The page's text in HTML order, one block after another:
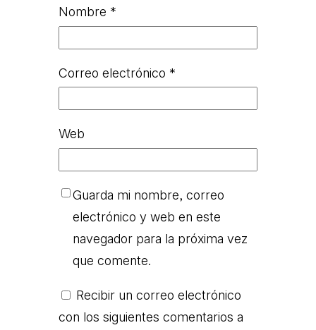
Nombre *
Correo electrónico *
Web
Guarda mi nombre, correo
electrónico y web en este
navegador para la próxima vez
que comente.
Recibir un correo electrónico
con los siguientes comentarios a